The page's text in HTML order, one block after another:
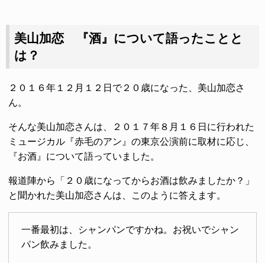
美山加恋 『酒』について語ったことと
は？
２０１６年１２月１２日で２０歳になった、美山加恋さ
ん。
そんな美山加恋さんは、２０１７年８月１６日に行われた
ミュージカル『赤毛のアン』の東京公演前に取材に応じ、
『お酒』について語っていました。
報道陣から「２０歳になってからお酒は飲みましたか？」
と聞かれた美山加恋さんは、このように答えます。
一番最初は、シャンパンですかね。お祝いでシャン
パン飲みました。